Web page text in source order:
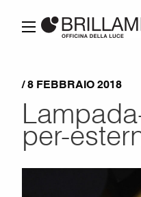
/ 8 FEBBRAIO 2018
per-